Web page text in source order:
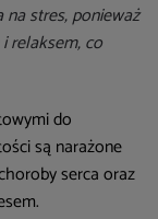
stres, ponieważ
relaksem, co
do
są narażone
serca oraz